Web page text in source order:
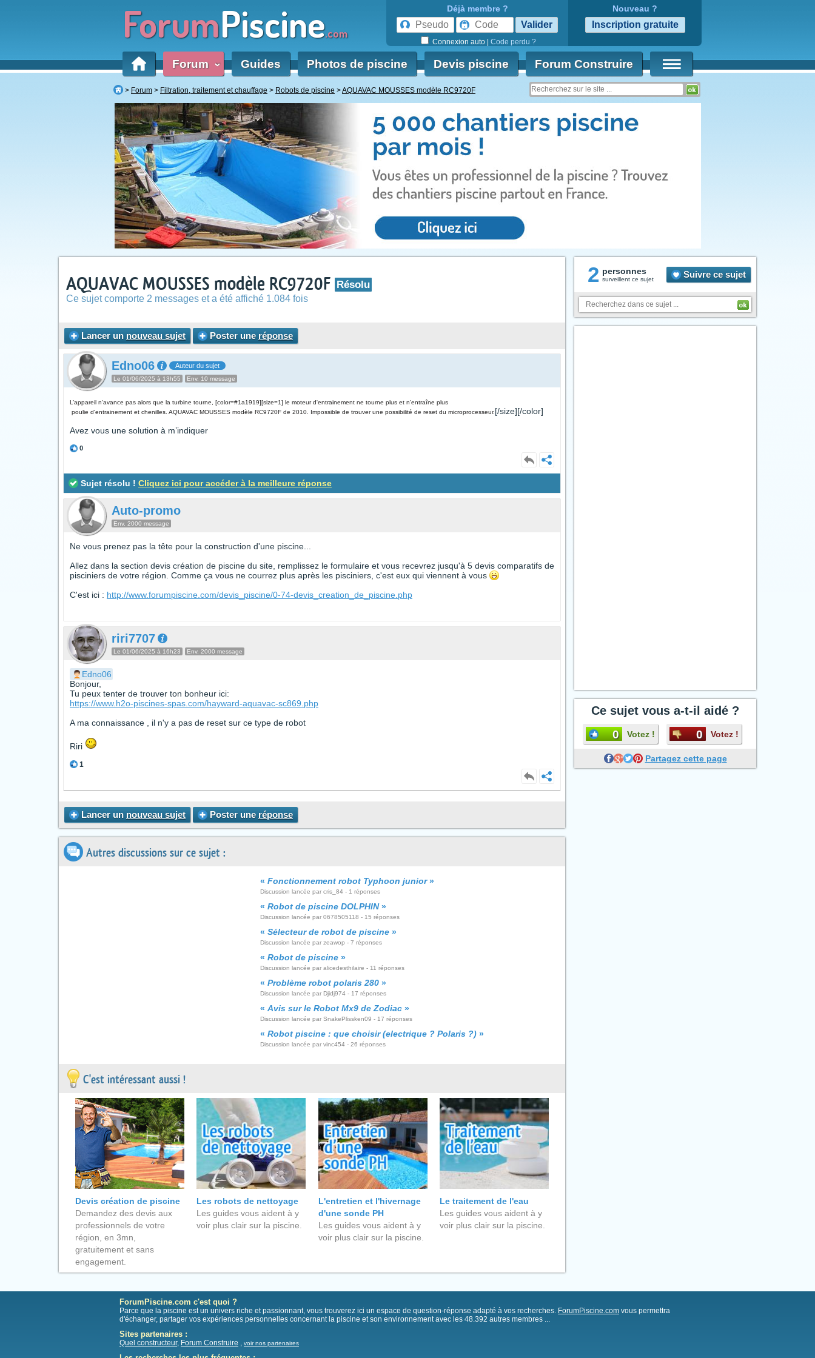
ForumPiscine.com
Déjà membre ?
Connexion auto Code perdu ?
Nouveau ?
Forum ‹ Guides Photos de piscine Devis piscine Forum Construire
Forum Filtration, traitement et chauffage Robots de piscine AQUAVAC MOUSSES modèle RC9720F
AQUAVAC MOUSSES modèle RC9720F Résolu
Ce sujet comporte 2 messages et a été affiché 1.084 fois
Lancer un nouveau sujet Poster une réponse
Edno06 Auteur du sujet
Le 01/06/2025 à 13h55 Env. 10 message
L’appareil n'avance pas alors que la turbine tourne, [color=#1a1919][size=1] le moteur d'entrainement ne tourne plus et n’entraîne plus
poulie d'entrainement et chenilles. AQUAVAC MOUSSES modèle RC9720F de 2010. Impossible de trouver une possibilité de reset du microprocesseur.[/size][/color]
Avez vous une solution à m’indiquer
0
Sujet résolu ! Cliquez ici pour accéder à la meilleure réponse
Auto-promo
Env. 2000 message
Ne vous prenez pas la tête pour la construction d'une piscine...
Allez dans la section devis création de piscine du site, remplissez le formulaire et vous recevrez jusqu'à 5 devis comparatifs de
pisciniers de votre région. Comme ça vous ne courrez plus après les pisciniers, c'est eux qui viennent à vous
C'est ici : http://www.forumpiscine.com/devis_piscine/0-74-devis_creation_de_piscine.php
riri7707
Le 01/06/2025 à 16h23 Env. 2000 message
Edno06
Bonjour,
Tu peux tenter de trouver ton bonheur ici:
https://www.h2o-piscines-spas.com/hayward-aquavac-sc869.php
A ma connaissance , il n'y a pas de reset sur ce type de robot
Riri
1
Lancer un nouveau sujet Poster une réponse
Autres discussions sur ce sujet :
« Fonctionnement robot Typhoon junior»
Discussion lancée par cris_84 - 1 réponses
« Robot de piscine DOLPHIN»
Discussion lancée par 0678505118 - 15 réponses
« Sélecteur de robot de piscine »
Discussion lancée par zeawop - 7 réponses
« Robot de piscine »
Discussion lancée par alicedesthilaire - 11 réponses
« Problème robot polaris 280 »
Discussion lancée par Djidj974 - 17 réponses
« Avis sur le Robot Mx9 de Zodiac »
Discussion lancée par SnakePlissken09 - 17 réponses
« Robot piscine : que choisir (electrique ? Polaris ?) »
Discussion lancée par vinc454 - 26 réponses
C'est intéressant aussi !
Devis création de piscine
Demandez des devis aux
professionnels de votre
région, en 3mn,
gratuitement et sans
engagement.
Les robots de nettoyage
Les guides vous aident à y
voir plus clair sur la piscine.
L'entretien et l'hivernage
d'une sonde PH
Les guides vous aident à y
voir plus clair sur la piscine.
Le traitement de l'eau
Les guides vous aident à y
voir plus clair sur la piscine.
2 personnes
surveillent ce sujet Suivre ce sujet
Ce sujet vous a-t-il aidé ?
0 Votez ! 0 Votez !
Partagez cette page
ForumPiscine.com c'est quoi ?
Parce que la piscine est un univers riche et passionnant, vous trouverez ici un espace de question-réponse adapté à vos recherches. ForumPiscine.com vous permettra
d'échanger, partager vos expériences personnelles concernant la piscine et son environnement avec les 48.392 autres membres ...
Sites partenaires :
Quel constructeur, Forum Construire , voir nos partenaires